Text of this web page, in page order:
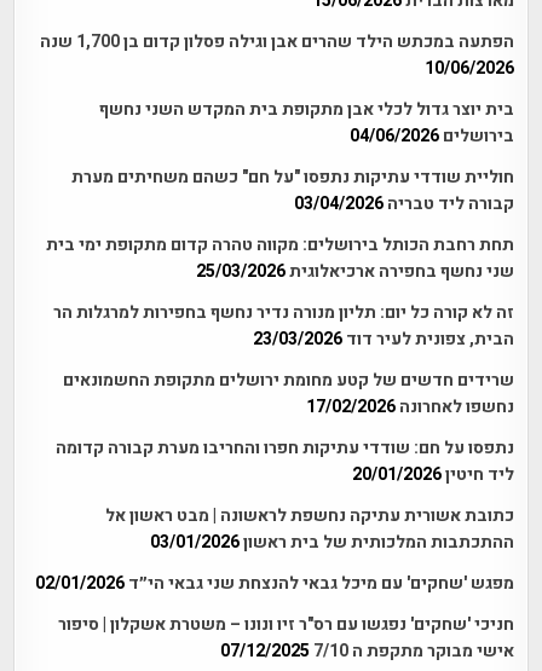
הפתעה במכתש הילד שהרים אבן וגילה פסלון קדום בן 1,700 שנה
10/06/2026
בית יוצר גדול לכלי אבן מתקופת בית המקדש השני נחשף
בירושלים 04/06/2026
חוליית שודדי עתיקות נתפסו "על חם" כשהם משחיתים מערת
קבורה ליד טבריה 03/04/2026
תחת רחבת הכותל בירושלים: מקווה טהרה קדום מתקופת ימי בית
שני נחשף בחפירה ארכיאלוגית25/03/2026
זה לא קורה כל יום: תליון מנורה נדיר נחשף בחפירות למרגלות הר
הבית, צפונית לעיר דוד 23/03/2026
שרידים חדשים של קטע מחומת ירושלים מתקופת החשמונאים
נחשפו לאחרונה 17/02/2026
נתפסו על חם: שודדי עתיקות חפרו והחריבו מערת קבורה קדומה
ליד חיטין20/01/2026
כתובת אשורית עתיקה נחשפת לראשונה | מבט ראשון אל
ההתכתבות המלכותית של בית ראשון03/01/2026
מפגש 'שחקים' עם מיכל גבאי להנצחת שני גבאי הי״ד 02/01/2026
חניכי 'שחקים' נפגשו עם רס"ר זיו ונונו – משטרת אשקלון | סיפור
אישי מבוקר מתקפת ה 7/10
07/12/2025